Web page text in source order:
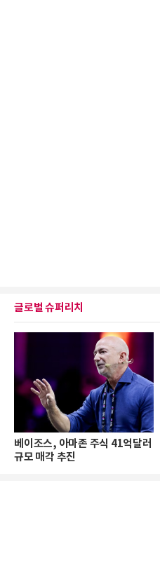
글로벌 슈퍼리치
베이조스, 아마존 주식 41억달러
규모 매각 추진